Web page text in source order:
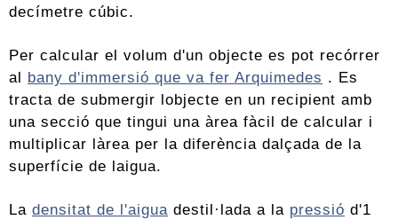
decímetre cúbic.
Per calcular el volum d'un objecte es pot recórrer
al bany d'immersió que va fer Arquimedes . Es
tracta de submergir lobjecte en un recipient amb
una secció que tingui una àrea fàcil de calcular i
multiplicar làrea per la diferència dalçada de la
superfície de laigua.
La densitat de l'aigua destil·lada a la pressió d'1